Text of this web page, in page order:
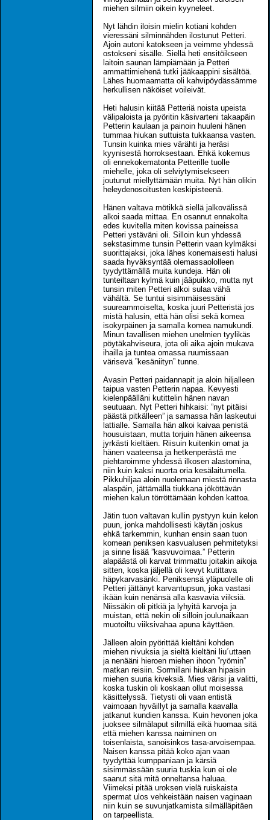
miehen silmiin oikein kyyneleet.
Nyt lähdin iloisin mielin kotiani kohden
vieressäni silminnähden ilostunut Petteri.
Ajoin autoni katokseen ja veimme yhdessä
ostokseni sisälle. Siellä heti ensitöikseen
laitoin saunan lämpiämään ja Petteri
ammattimiehenä tutki jääkaappini sisältöä.
Lähes huomaamatta oli kahvipöydässämme
herkullisen näköiset voileivät.
Heti halusin kiitää Petteriä noista upeista
välipaloista ja pyöritin käsivarteni takaapäin
Petterin kaulaan ja painoin huuleni hänen
tummaa hiukan suttuista tukkaansa vasten.
Tunsin kuinka mies värähti ja heräsi
kyynisestä horroksestaan. Ehkä kokemus
oli ennekokematonta Petterille tuolle
miehelle, joka oli selviytymisekseen
joutunut miellyttämään muita. Nyt hän olikin
heleydenosoitusten keskipisteenä.
Hänen valtava mötikkä siellä jalkovälissä
alkoi saada mittaa. En osannut ennakolta
edes kuvitella miten kovissa paineissa
Petteri ystäväni oli. Silloin kun yhdessä
sekstasimme tunsin Petterin vaan kylmäksi
suorittajaksi, joka lähes konemaisesti halusi
saada hyväksyntää olemassaololleen
tyydyttämällä muita kundeja. Hän oli
tunteiltaan kylmä kuin jääpuikko, mutta nyt
tunsin miten Petteri alkoi sulaa vähä
vähältä. Se tuntui sisimmäisessäni
suureammoiselta, koska juuri Petteristä jos
mistä halusin, että hän olisi sekä komea
isokyrpäinen ja samalla komea namukundi.
Minun tavallisen miehen unelmien tyylikäs
pöytäkahviseura, jota oli aika ajoin mukava
ihailla ja tuntea omassa ruumissaan
värisevä ”kesäniityn” tunne.
Avasin Petteri paidannapit ja aloin hiljalleen
taipua vasten Petterin napaa. Kevyesti
kielenpäälläni kutittelin hänen navan
seutuaan. Nyt Petteri hihkaisi: ”nyt pitäisi
päästä pitkälleen” ja samassa hän laskeutui
lattialle. Samalla hän alkoi kaivaa penistä
housuistaan, mutta torjuin hänen aikeensa
jyrkästi kieltäen. Riisuin kuitenkin omat ja
hänen vaateensa ja hetkenperästä me
piehtaroimme yhdessä ilkosen alastomina,
niin kuin kaksi nuorta oria kesälaitumella.
Pikkuhiljaa aloin nuolemaan miestä rinnasta
alaspäin, jättämällä tiukkana jököttävän
miehen kalun törröttämään kohden kattoa.
Jätin tuon valtavan kullin pystyyn kuin kelon
puun, jonka mahdollisesti käytän joskus
ehkä tarkemmin, kunhan ensin saan tuon
komean peniksen kasvualusen pehmitetyksi
ja sinne lisää ”kasvuvoimaa.” Petterin
alapäästä oli karvat trimmattu joitakin aikoja
sitten, koska jäljellä oli kevyt kutittava
häpykarvasänki. Peniksensä yläpuolelle oli
Petteri jättänyt karvantupsun, joka vastasi
ikään kuin nenänsä alla kasvavia viiksiä.
Niissäkin oli pitkiä ja lyhyitä karvoja ja
muistan, että nekin oli silloin joulunaikaan
muotoiltu viiksivahaa apuna käyttäen.
Jälleen aloin pyörittää kieltäni kohden
miehen nivuksia ja sieltä kieltäni liu´uttaen
ja nenääni hieroen miehen ihoon ”ryömin”
matkan reisiin. Sormillani hiukan hipaisin
miehen suuria kiveksiä. Mies värisi ja valitti,
koska tuskin oli koskaan ollut moisessa
käsittelyssä. Tietysti oli vaan entistä
vaimoaan hyväillyt ja samalla kaavalla
jatkanut kundien kanssa. Kuin hevonen joka
juoksee silmälaput silmillä eikä huomaa sitä
että miehen kanssa naiminen on
toisenlaista, sanoisinkos tasa-arvoisempaa.
Naisen kanssa pitää koko ajan vaan
tyydyttää kumppaniaan ja kärsiä
sisimmässään suuria tuskia kun ei ole
saanut sitä mitä onneltansa haluaa.
Viimeksi pitää uroksen vielä ruiskaista
spermat ulos vehkeistään naisen vaginaan
niin kuin se suvunjatkamista silmälläpitäen
on tarpeellista.